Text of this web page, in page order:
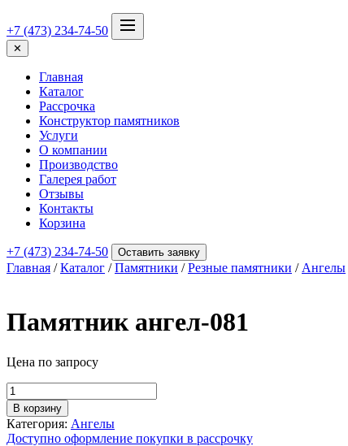
+7 (473) 234-74-50
✕
Главная
Каталог
Рассрочка
Конструктор памятников
Услуги
О компании
Производство
Галерея работ
Отзывы
Контакты
Корзина
+7 (473) 234-74-50 Оставить заявку
Главная /Каталог /Памятники /Резные памятники / Ангелы
Памятник ангел-081
Цена по запросу
Количество
товара
Памятник
ангел-081
В корзину
Категория: Ангелы
Доступно оформление покупки в рассрочку